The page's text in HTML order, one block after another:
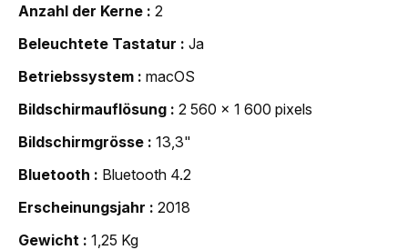
Anzahl der Kerne
2
Beleuchtete Tastatur
Ja
Betriebssystem
macOS
Bildschirmauflösung
2 560 x 1 600 pixels
Bildschirmgrösse
13,3"
Bluetooth
Bluetooth 4.2
Erscheinungsjahr
2018
Gewicht
1,25 Kg